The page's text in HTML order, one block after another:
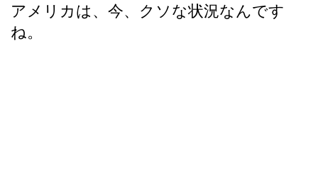
アメリカは、今、クソな状況なんです
ね。